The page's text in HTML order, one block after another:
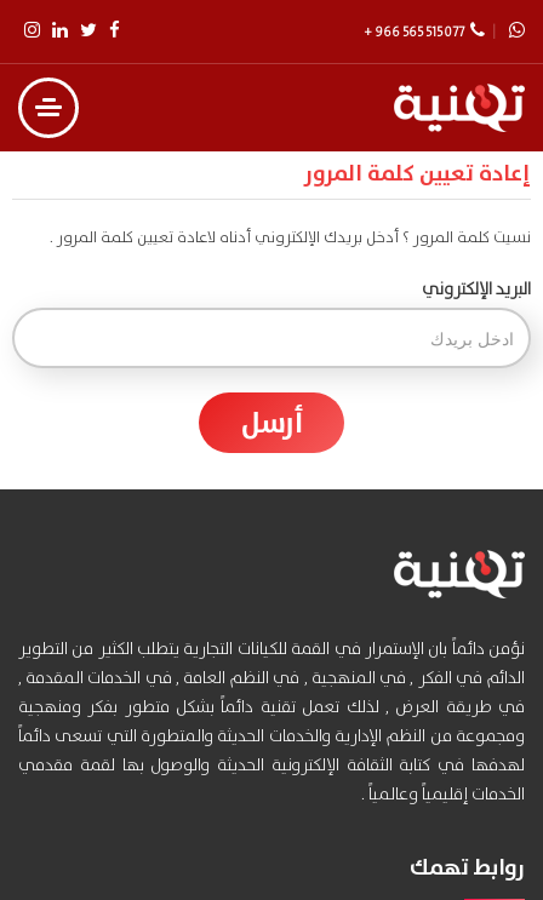
+ 966 565 515 077
إعادة تعيين كلمة المرور
نسيت كلمة المرور ؟ أدخل بريدك الإلكتروني أدناه لاعادة تعيين كلمة المرور .
البريد الإلكتروني
أرسل
نؤمن دائماً بان الإستمرار في القمة للكيانات التجارية يتطلب الكثير من التطوير
الدائم في الفكر , في المنهجية , في النظم العامة , في الخدمات المقدمة ,
في طريقة العرض , لذلك تعمل تقنية دائماً بشكل متطور بفكر ومنهجية
ومجموعة من النظم الإدارية والخدمات الحديثة والمتطورة التي تسعى دائماً
لهدفها في كتابة الثقافة الإلكترونية الحديثة والوصول بها لقمة مقدمي
الخدمات إقليمياً وعالمياً .
روابط تهمك